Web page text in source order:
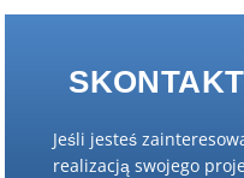
Jeśli jesteś
realizacją swojego